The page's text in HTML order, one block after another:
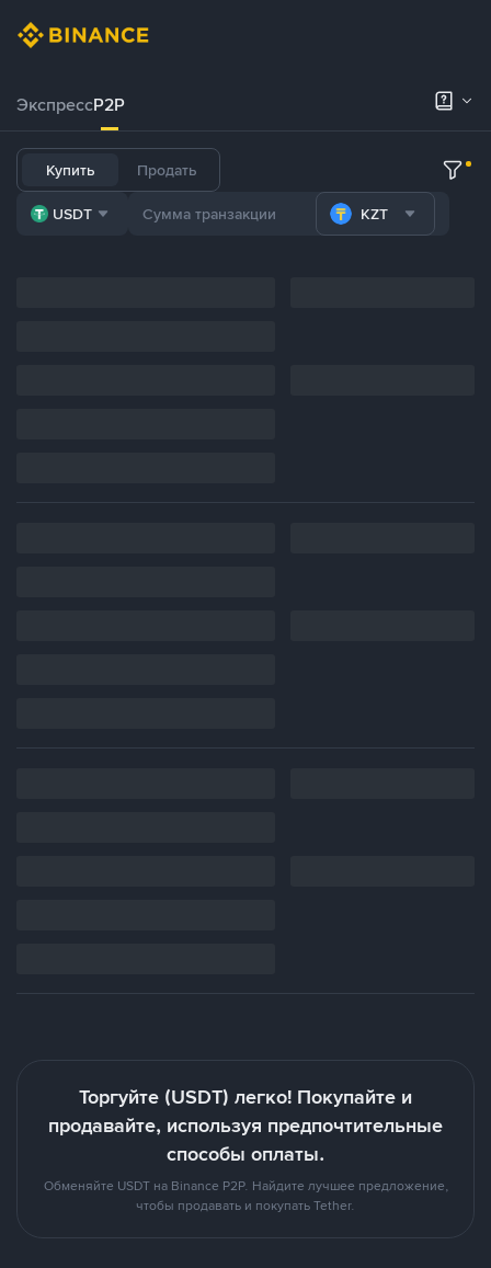
ЭкспрессP2P
Купить Продать
USDT KZT
Торгуйте (USDT) легко! Покупайте и
продавайте, используя предпочтительные
способы оплаты.
Обменяйте USDT на Binance P2P. Найдите лучшее предложение,
чтобы продавать и покупать Tether.